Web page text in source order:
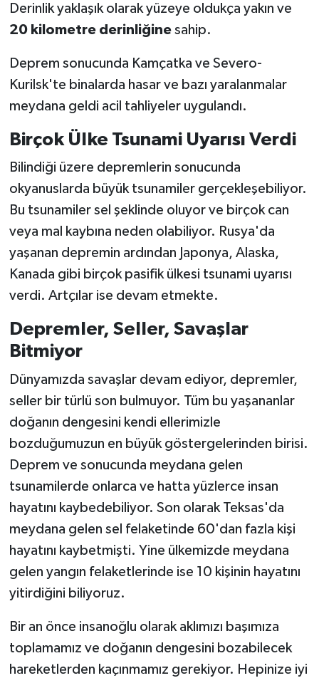
Derinlik yaklaşık olarak yüzeye oldukça yakın ve
20 kilometre derinliğinesahip.
Deprem sonucunda Kamçatka ve Severo-
Kurilsk'te binalarda hasar ve bazı yaralanmalar
meydana geldi acil tahliyeler uygulandı.
Birçok Ülke Tsunami Uyarısı Verdi
Bilindiği üzere depremlerin sonucunda
okyanuslarda büyük tsunamiler gerçekleşebiliyor.
Bu tsunamiler sel şeklinde oluyor ve birçok can
veya mal kaybına neden olabiliyor. Rusya'da
yaşanan depremin ardından Japonya, Alaska,
Kanada gibi birçok pasifik ülkesi tsunami uyarısı
verdi. Artçılar ise devam etmekte.
Depremler, Seller, Savaşlar
Bitmiyor
Dünyamızda savaşlar devam ediyor, depremler,
seller bir türlü son bulmuyor. Tüm bu yaşananlar
doğanın dengesini kendi ellerimizle
bozduğumuzun en büyük göstergelerinden birisi.
Deprem ve sonucunda meydana gelen
tsunamilerde onlarca ve hatta yüzlerce insan
hayatını kaybedebiliyor. Son olarak Teksas'da
meydana gelen sel felaketinde 60'dan fazla kişi
hayatını kaybetmişti. Yine ülkemizde meydana
gelen yangın felaketlerinde ise 10 kişinin hayatını
yitirdiğini biliyoruz.
Bir an önce insanoğlu olarak aklımızı başımıza
toplamamız ve doğanın dengesini bozabilecek
hareketlerden kaçınmamız gerekiyor. Hepinize iyi